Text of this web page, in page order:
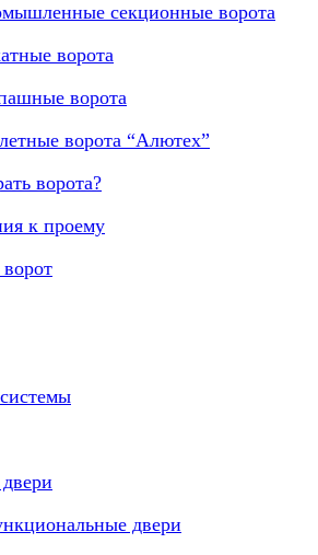
секционные ворота
ворота
ворота
ворота “Алютех”
ворота?
к проему
двери